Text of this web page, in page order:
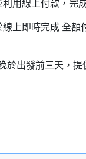
用線上付款，完
上即時完成 全
出發前三天，